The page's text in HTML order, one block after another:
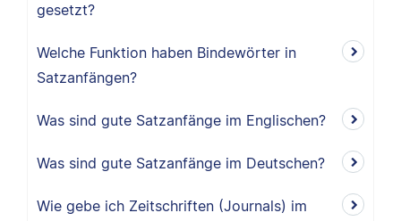
gesetzt?
Welche Funktion haben Bindewörter in
Satzanfängen?
Was sind gute Satzanfänge im Englischen?
Was sind gute Satzanfänge im Deutschen?
Wie gebe ich Zeitschriften (Journals) im